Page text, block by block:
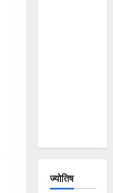
ज्योतिष